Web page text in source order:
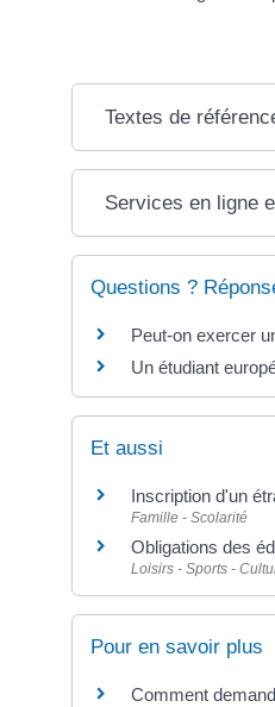
Textes de
Services en ligne
Questions ?
Peut-on exercer
Un étudiant
Et aussi
Inscription d'un
Famille - Scolarité
Obligations des
Loisirs - Sports -
Pour en savoir plus
Comment